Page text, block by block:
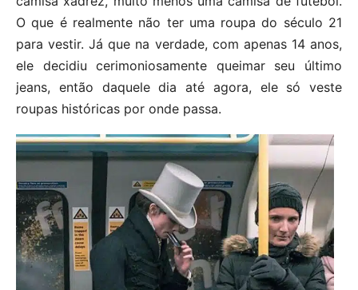
O que é realmente não ter uma roupa do século 21
para vestir. Já que na verdade, com apenas 14 anos,
ele decidiu cerimoniosamente queimar seu último
jeans, então daquele dia até agora, ele só veste
roupas históricas por onde passa.